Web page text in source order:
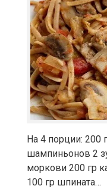
На 4 порции: 200
шампиньонов 2
моркови 200 гр
100 гр шпината…